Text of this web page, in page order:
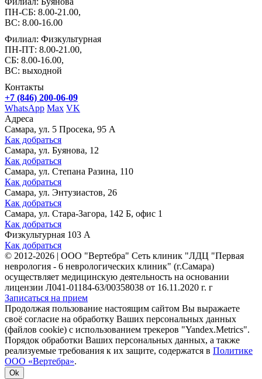
ПН-СБ: 8.00-21.00,
ВС: 8.00-16.00
Филиал: Физкультурная
ПН-ПТ: 8.00-21.00,
СБ: 8.00-16.00,
ВС: выходной
Контакты
+7 (846) 200-06-09
WhatsApp Max VK
Адреса
Самара, ул. 5 Просека, 95 А
Как добраться
Самара, ул. Буянова, 12
Как добраться
Самара, ул. Степана Разина, 110
Как добраться
Самара, ул. Энтузиастов, 26
Как добраться
Самара, ул. Стара-Загора, 142 Б, офис 1
Как добраться
Физкультурная 103 А
Как добраться
© 2012-2026 | ООО "Вертебра" Сеть клиник "ЛДЦ "Первая
неврология - 6 неврологических клиник" (г.Самара)
осуществляет медицинскую деятельность на основании
лицензии Л041-01184-63/00358038 от 16.11.2020 г. г
Записаться на прием
Продолжая пользование настоящим сайтом Вы выражаете
своё согласие на обработку Ваших персональных данных
(файлов cookie) с использованием трекеров "Yandex.Metrics".
Порядок обработки Ваших персональных данных, а также
реализуемые требования к их защите, содержатся в Политике
ООО «Вертебра».
Ok